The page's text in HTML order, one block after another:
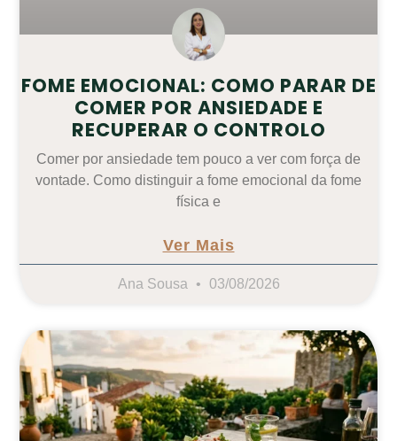
FOME EMOCIONAL: COMO PARAR DE
COMER POR ANSIEDADE E
RECUPERAR O CONTROLO
Comer por ansiedade tem pouco a ver com força de
vontade. Como distinguir a fome emocional da fome
física e
Ver Mais
Ana Sousa 03/08/2026